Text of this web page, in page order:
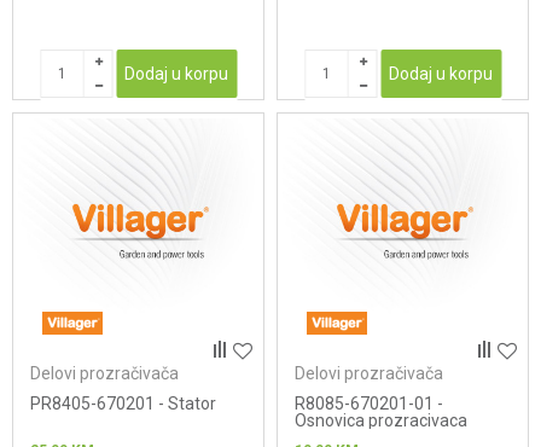
Dodaj u korpu Dodaj u korpu
Delovi prozračivača
PR8405-670201 - Stator
Delovi prozračivača
R8085-670201-01 -
Osnovica prozracivaca